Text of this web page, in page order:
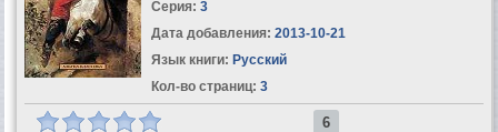
Серия: 3
Дата добавления: 2013-10-21
Язык книги: Русский
Кол-во страниц: 3
6